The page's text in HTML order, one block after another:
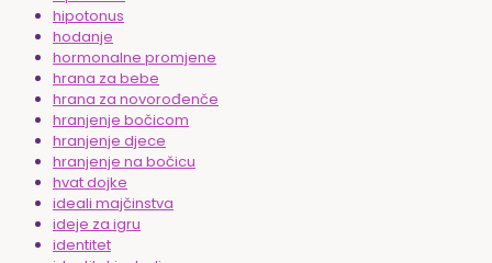
hipotonus
hodanje
hormonalne promjene
hrana za bebe
hrana za novorođenče
hranjenje bočicom
hranjenje djece
hranjenje na bočicu
hvat dojke
ideali majčinstva
ideje za igru
identitet